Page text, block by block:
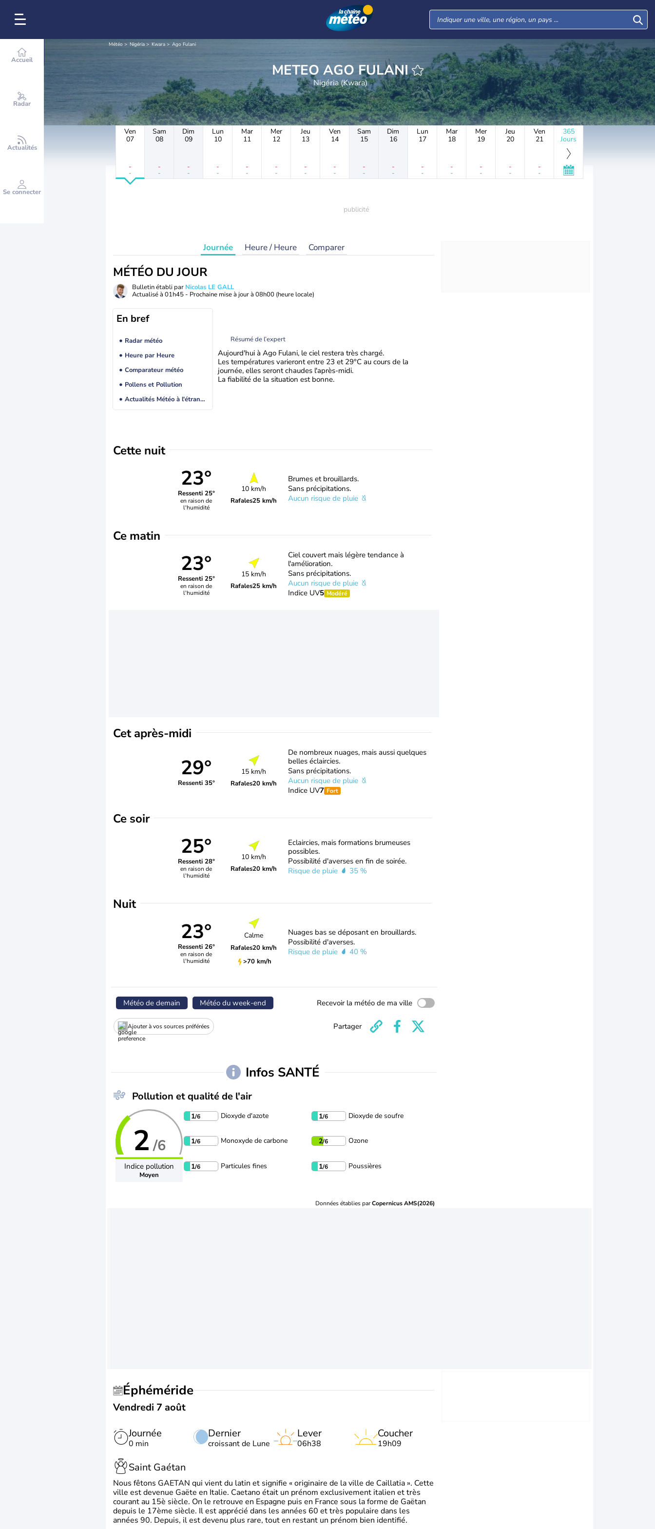
Accueil
Radar
Actualités
Se connecter
Météo Nigéria Kwara Ago Fulani
METEO AGO FULANI
Nigéria (Kwara)
Ven
07
-
-
Sam
08
-
-
Dim
09
-
-
Lun
10
-
-
Mar
11
-
-
Mer
12
-
-
Jeu
13
-
-
Ven
14
-
-
Sam
15
-
-
Dim
16
-
-
Lun
17
-
-
Mar
18
-
-
Mer
19
-
-
Jeu
20
-
-
Ven
21
-
-
365
Jours
Journée Heure / Heure Comparer
MÉTÉO DU JOUR
Bulletin établi par Nicolas LE GALL
Actualisé à 01h45 - Prochaine mise à jour à 08h00 (heure locale)
En bref
Radar météo
Heure par Heure
Comparateur météo
Pollens et Pollution
Actualités Météo à l'étranger
Résumé de l’expert
Aujourd'hui à Ago Fulani, le ciel restera très chargé.
Les températures varieront entre 23 et 29°C au cours de la
journée, elles seront chaudes l'après-midi.
La fiabilité de la situation est bonne.
Cette nuit
23°
Ressenti 25°
en raison de
l'humidité
10 km/h
Rafales25 km/h
Brumes et brouillards.
Sans précipitations.
Aucun risque de pluie
Ce matin
23°
Ressenti 25°
en raison de
l'humidité
15 km/h
Rafales25 km/h
Ciel couvert mais légère tendance à
l'amélioration.
Sans précipitations.
Aucun risque de pluie
Indice UV5 Modéré
Cet après-midi
29°
Ressenti 35°
15 km/h
Rafales20 km/h
De nombreux nuages, mais aussi quelques
belles éclaircies.
Sans précipitations.
Aucun risque de pluie
Indice UV7 Fort
Ce soir
25°
Ressenti 28°
en raison de
l'humidité
10 km/h
Rafales20 km/h
Eclaircies, mais formations brumeuses
possibles.
Possibilité d'averses en fin de soirée.
Risque de pluie
35 %
Nuit
23°
Ressenti 26°
en raison de
l'humidité
Calme
Rafales20 km/h
>70 km/h
Nuages bas se déposant en brouillards.
Possibilité d'averses.
Risque de pluie
40 %
Météo de demain Météo du week-end Recevoir la météo de ma ville
Ajouter à vos sources préférées Partager
Infos SANTÉ
Pollution et qualité de l'air
2 /6
Indice pollution
Moyen
1/6 Dioxyde d'azote 1/6 Dioxyde de soufre
1/6 Monoxyde de carbone 2/6 Ozone
1/6 Particules fines 1/6 Poussières
Données établies parCopernicus AMS(2026)
Éphéméride
Vendredi 7 août
Journée
0 min
Dernier
croissant de Lune
Lever
06h38
Coucher
19h09
Saint Gaétan
Nous fêtons GAETAN qui vient du latin et signifie « originaire de la ville de Caillatia ». Cette
ville est devenue Gaëte en Italie. Caetano était un prénom exclusivement italien et très
courant au 15è siècle. On le retrouve en Espagne puis en France sous la forme de Gaëtan
depuis le 17ème siècle. Il est apprécié dans les années 60 et très populaire dans les
années 90. Depuis, il est devenu plus rare, tout en restant un prénom bien identifié.